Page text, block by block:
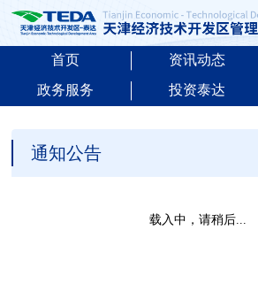
首页 资讯动态
政务服务
投资泰达
通知公告
载入中，请稍后...